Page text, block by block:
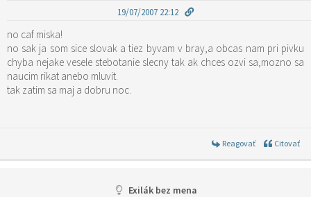
19/07/2007 22:12
no caf miska!
no sak ja som sice slovak a tiez byvam v bray,a obcas nam pri pivku
chyba nejake vesele stebotanie slecny tak ak chces ozvi sa,mozno sa
naucim rikat anebo mluvit.
tak zatim sa maj a dobru noc.
Reagovať Citovať
Exilák bez mena